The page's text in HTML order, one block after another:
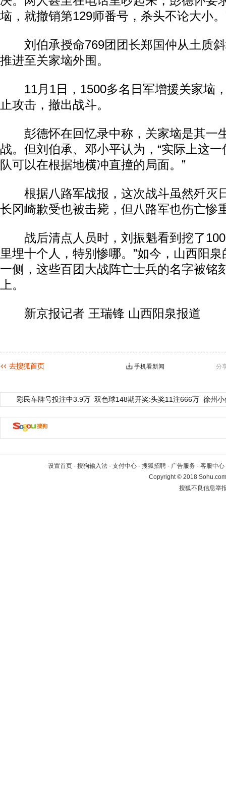
垴，就撤销第129师番号，杀头不论大小。
刘伯承授命769团团长郑国仲从土质斜
推进至关家垴外围。
11月1日，1500多名日军增援关家垴
止攻击，撤出战斗。
彭德怀在回忆录中称，关家垴是其一
战。但刘伯承、邓小平认为，“实际上这
队可以在根据地横冲直撞的局面。”
根据八路军战报，这次战斗虽然歼灭
长冈崎歉受也被击毙，但八路军也伤亡惨
战后清点人员时，刘振魁看到挖了100
里埋十个人，特别惨哪。”如今，山西阳
一侧，这些百团大战阵亡士兵的名字被铭
上。
新京报记者 王瑞锋 山西阳泉报道
分
手机看新闻
彩民车牌号投注中3.9万 双色球148期开奖:头奖11注666万 徐州
设置首页 - 搜狗输入法 - 支付中心 - 搜狐招聘 - 广告服务 - 客服中心
Copyright©2018
搜狐不良信息举